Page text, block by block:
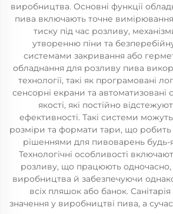
виробництва. Основні функції
пива включають точне
тиску під час розливу,
утворенню піни та
системами закривання або
обладнання для розливу пива
технології, такі як програмовані
сенсорні екрани та
якості, які постійно
ефективності. Такі системи
розміри та формати тари, що робить
рішеннями для пивоварень будь-
Технологічні особливості
розливу, що працюють одночасно,
виробництва й забезпечуючи
всіх пляшок або банок.
значення у виробництві пива, а